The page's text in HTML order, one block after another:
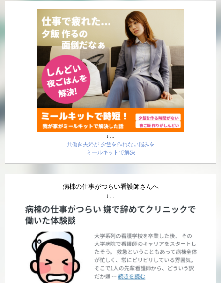
↓↓↓
共働き夫婦が 夕飯を作れない悩みを
ミールキットで解決
病棟の仕事がつらい看護師さんへ
↓↓↓